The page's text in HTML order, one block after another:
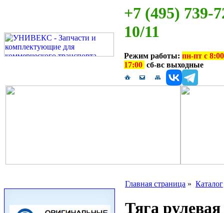
+7 (495) 739-
10/11
Режим работы: пн-пт с
17:00 сб-вс выходные
Главная страница » Каталог
Тяга